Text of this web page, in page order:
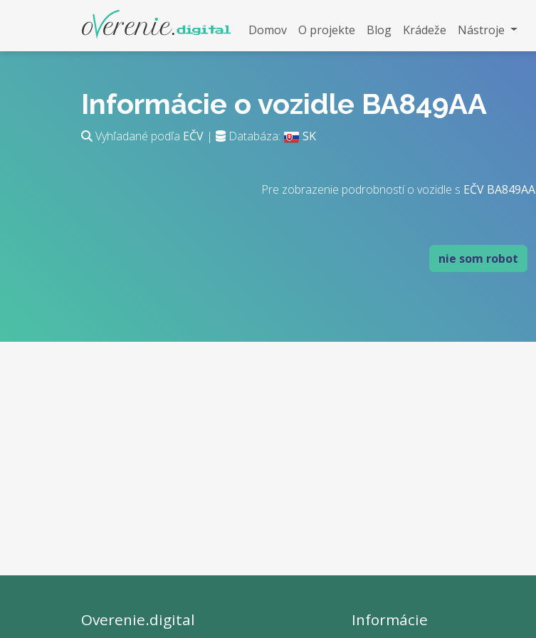
Domov O projekte Blog Krádeže Nástroje
Informácie o vozidle BA849AA
Vyhľadané podľa EČV | Databáza: SK
Pre zobrazenie podrobností o vozidle s EČV BA849AA
nie som robot
Overenie.digital Informácie